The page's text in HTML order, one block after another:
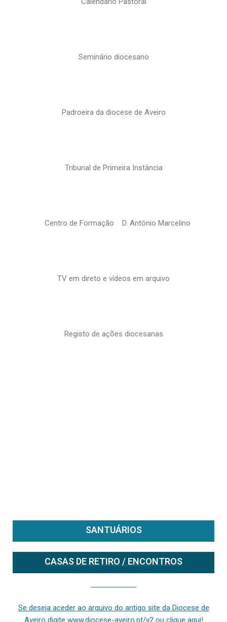
Seminário diocesano
Padroeira da diocese de Aveiro
Tribunal de Primeira Instância
Centro de Formação D. António Marcelino
TV em direto e vídeos em arquivo
Registo de ações diocesanas
SANTUÁRIOS
CASAS DE RETIRO / ENCONTROS
Se deseja aceder ao arquivo do antigo site da Diocese de
Aveiro digite www.diocese-aveiro.pt/v2 ou clique aqui!